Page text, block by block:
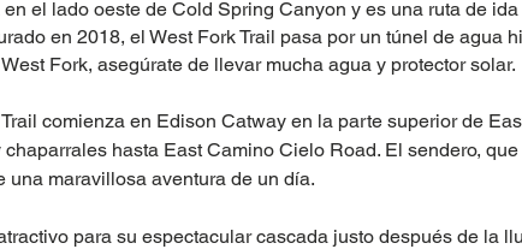
el lado oeste de Cold Spring Canyon y es una ruta de
en 2018, el West Fork Trail pasa por un túnel de agua
Fork, asegúrate de llevar mucha agua y protector solar.
comienza en Edison Catway en la parte superior de
hasta East Camino Cielo Road. El sendero,
una maravillosa aventura de un día.
para su espectacular cascada justo después de la